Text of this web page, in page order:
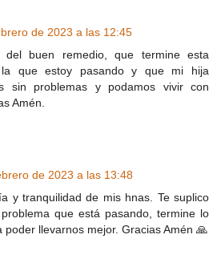
de 2023 a las 12:45
del buen remedio, que termine esta
la que estoy pasando y que mi hija
sin problemas y podamos vivir con
Amén.
de 2023 a las 13:48
y tranquilidad de mis hnas. Te suplico
que está pasando, termine lo
poder llevarnos mejor. Gracias Amén 🙏